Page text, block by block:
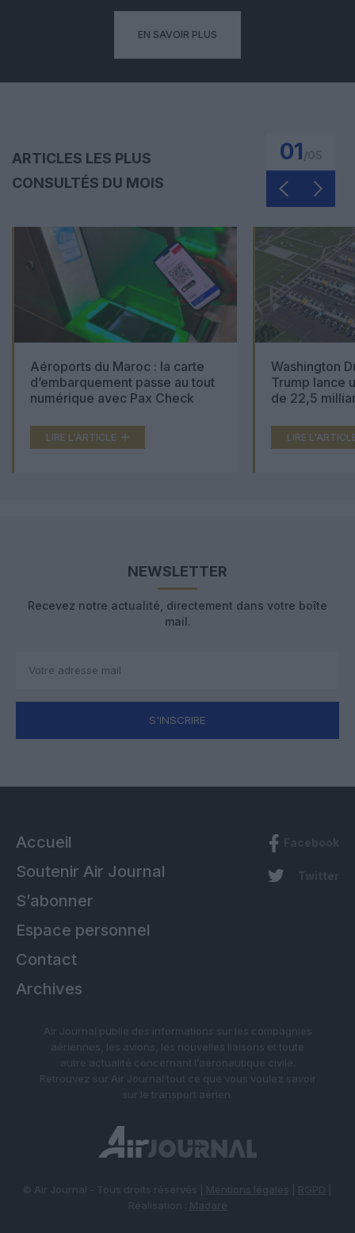
EN SAVOIR PLUS
ARTICLES LES PLUS
CONSULTÉS DU MOIS
01
Aéroports du Maroc : la carte
d’embarquement passe au tout
numérique avec Pax Check
LIRE L'ARTICLE
Washington
Trump lance
de 22,5
LIRE
NEWSLETTER
Recevez notre actualité, directement dans votre boîte
mail.
S'INSCRIRE
Accueil
Soutenir Air Journal
S’abonner
Espace personnel
Contact
Archives